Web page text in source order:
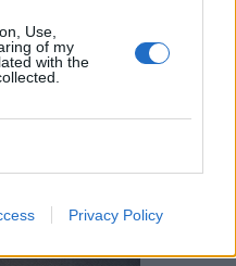
Use,
of my
with the
Privacy Policy